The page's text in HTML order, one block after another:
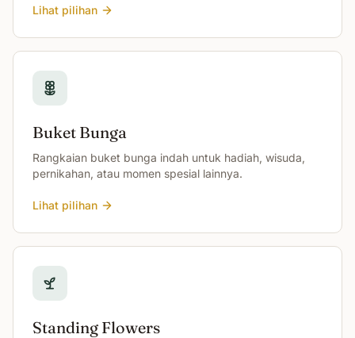
Lihat pilihan
Buket Bunga
Rangkaian buket bunga indah untuk hadiah, wisuda,
pernikahan, atau momen spesial lainnya.
Lihat pilihan
Standing Flowers